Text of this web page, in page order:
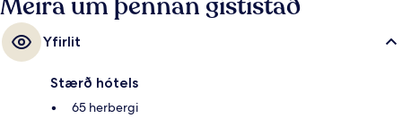
mínútna.
Yfirlit
Stærð hótels
65 herbergi